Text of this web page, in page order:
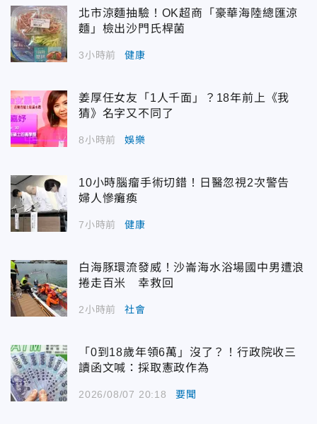
北市涼麵抽驗！OK超商「豪華海陸總匯涼
麵」檢出沙門氏桿菌
3小時前 健康
姜厚任女友「1人千面」？18年前上《我
猜》名字又不同了
8小時前 娛樂
10小時腦瘤手術切錯！日醫忽視2次警告
婦人慘癱瘓
7小時前 健康
白海豚環流發威！沙崙海水浴場國中男遭浪
捲走百米 幸救回
2小時前 社會
「0到18歲年領6萬」沒了？！行政院收三
讀函文喊：採取憲政作為
2026/08/07 20:18 要聞